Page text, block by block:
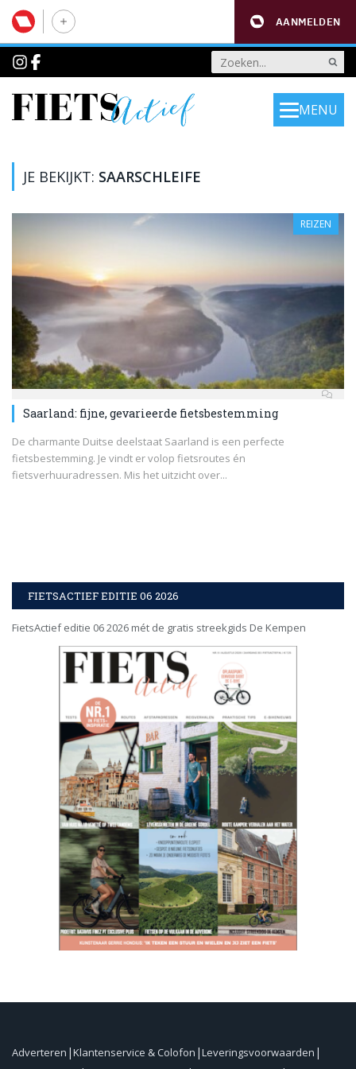
AANMELDEN
MENU
JE BEKIJKT: SAARSCHLEIFE
REIZEN
Saarland: fijne, gevarieerde fietsbestemming
De charmante Duitse deelstaat Saarland is een perfecte
fietsbestemming. Je vindt er volop fietsroutes én
fietsverhuuradressen. Mis het uitzicht over...
FIETSACTIEF EDITIE 06 2026
FietsActief editie 06 2026 mét de gratis streekgids De Kempen
Adverteren Klantenservice & Colofon Leveringsvoorwaarden